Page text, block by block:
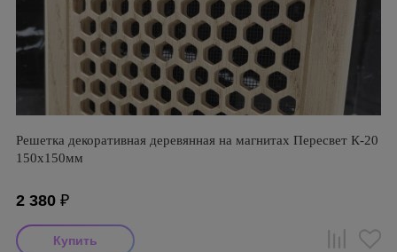
Решетка декоративная деревянная на магнитах Пересвет К-20
150х150мм
2 380 ₽